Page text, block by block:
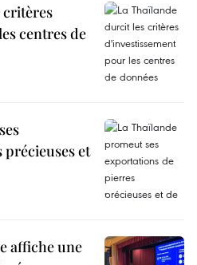
critères
centres de
et
affiche une